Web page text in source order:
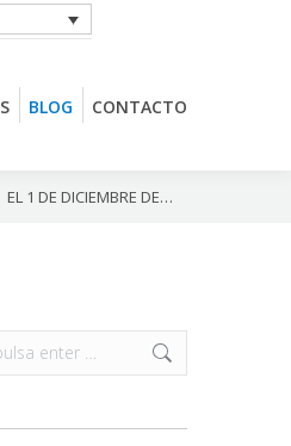
BLOG CONTACTO
EL 1 DE DICIEMBRE DE…